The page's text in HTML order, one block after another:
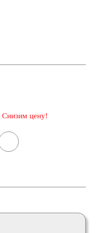
Снизим цену!